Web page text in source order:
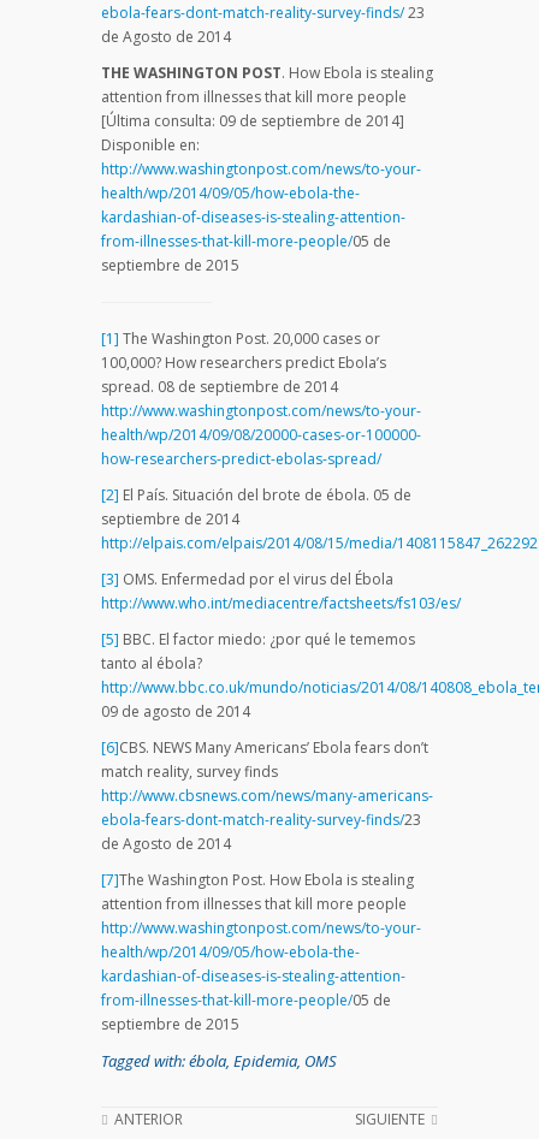
ebola-fears-dont-match-reality-survey-finds/23
de Agosto de 2014
THE WASHINGTON POST. How Ebola is stealing
attention from illnesses that kill more people
[Última consulta: 09 de septiembre de 2014]
Disponible en:
http://www.washingtonpost.com/news/to-your-
health/wp/2014/09/05/how-ebola-the-
kardashian-of-diseases-is-stealing-attention-
from-illnesses-that-kill-more-people/05 de
septiembre de 2015
[1] The Washington Post. 20,000 cases or
100,000? How researchers predict Ebola’s
spread. 08 de septiembre de 2014
http://www.washingtonpost.com/news/to-your-
health/wp/2014/09/08/20000-cases-or-100000-
how-researchers-predict-ebolas-spread/
[2] El País. Situación del brote de ébola. 05 de
septiembre de 2014
http://elpais.com/elpais/2014/08/15/media/
[3] OMS. Enfermedad por el virus del Ébola
http://www.who.int/mediacentre/factsheets/fs103/es/
[5] BBC. El factor miedo: ¿por qué le tememos
tanto al ébola?
http://www.bbc.co.uk/mundo/noticias/2014/08/
09 de agosto de 2014
[6]CBS. NEWS Many Americans’ Ebola fears don’t
match reality, survey finds
http://www.cbsnews.com/news/many-americans-
ebola-fears-dont-match-reality-survey-finds/23
de Agosto de 2014
[7]The Washington Post. How Ebola is stealing
attention from illnesses that kill more people
http://www.washingtonpost.com/news/to-your-
health/wp/2014/09/05/how-ebola-the-
kardashian-of-diseases-is-stealing-attention-
from-illnesses-that-kill-more-people/05 de
septiembre de 2015
Tagged with:ébola Epidemia OMS
ANTERIOR SIGUIENTE